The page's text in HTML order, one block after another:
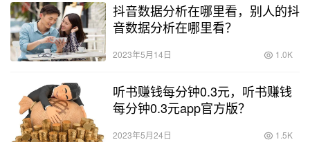
抖音数据分析在哪里看，别人的抖
音数据分析在哪里看？
2023年5月14日 1.0K
听书赚钱每分钟0.3元，听书赚钱
每分钟0.3元app官方版？
2023年5月24日 1.5K